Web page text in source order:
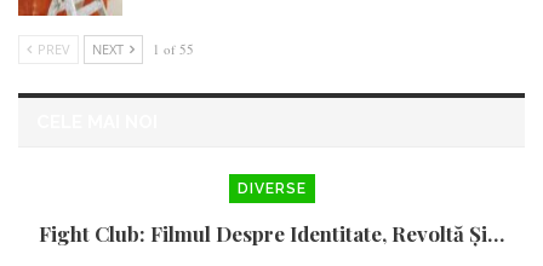
PREV NEXT 1 of 55
DIVERSE
Fight Club: Filmul Despre Identitate, Revoltă Și…